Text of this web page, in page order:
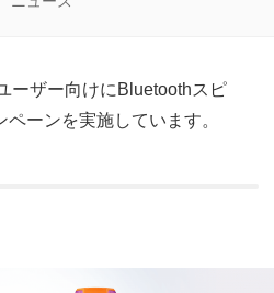
ーザー向けにBluetoothスピ
ーンを実施しています。